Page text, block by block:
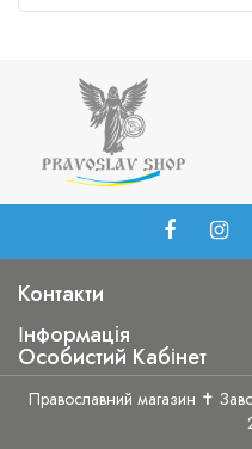
Контакти
Інформація
Особистий Кабінет
Православний магазин ✝